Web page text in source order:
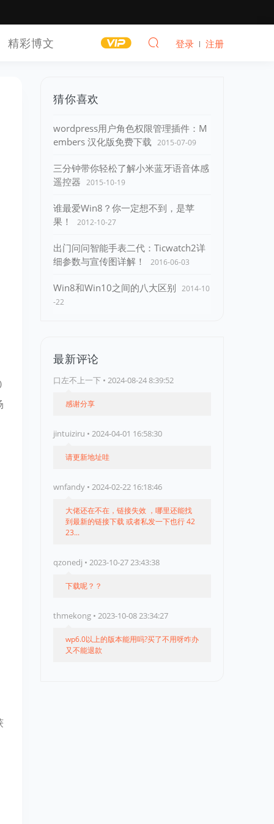
精彩博文 登录 注册
猜你喜欢
wordpress用户角色权限管理插件：M
embers 汉化版免费下载 2015-07-09
三分钟带你轻松了解小米蓝牙语音体感
遥控器 2015-10-19
谁最爱Win8？你一定想不到，是苹
果！
2012-10-27
出门问问智能手表二代：Ticwatch2详
细参数与宣传图详解！
2016-06-03
Win8和Win10之间的八大区别 2014-10
-22
最新评论
口左不上一下 • 2024-08-24 8:39:52
感谢分享
jintuiziru • 2024-04-01 16:58:30
请更新地址哇
wnfandy • 2024-02-22 16:18:46
大佬还在不在，链接失效 ，哪里还能找
到最新的链接下载 或者私发一下也行 42
23...
qzonedj • 2023-10-27 23:43:38
下载呢？？
thmekong • 2023-10-08 23:34:27
wp6.0以上的版本能用吗?买了不用呀咋办
又不能退款